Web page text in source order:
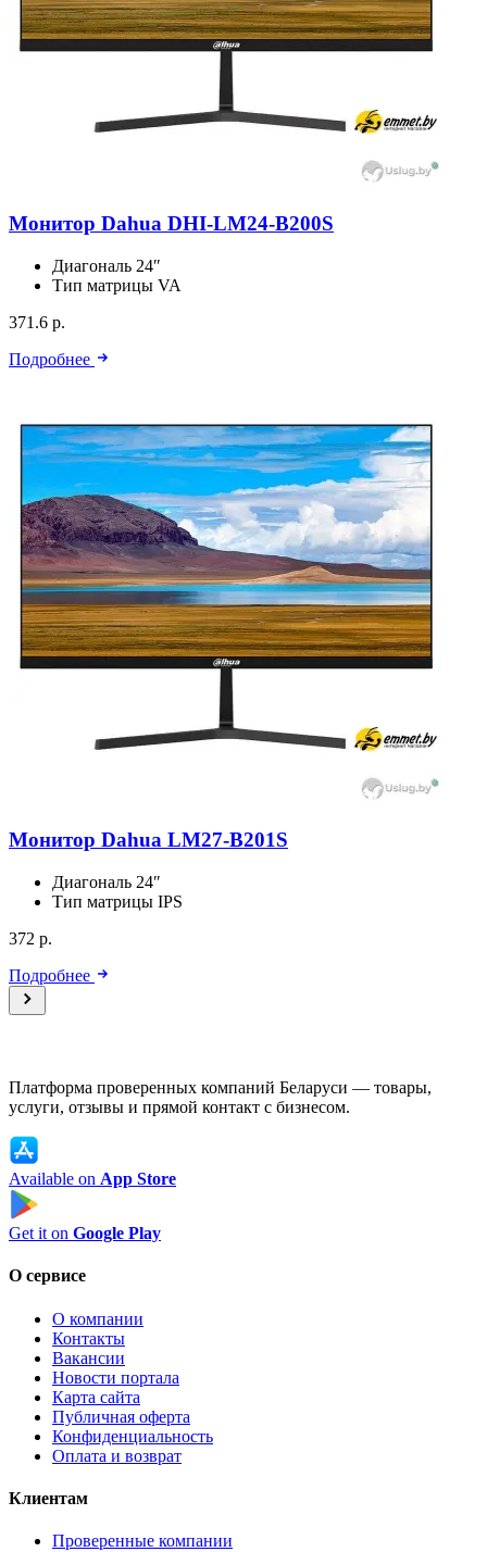
Монитор Dahua DHI-LM24-B200S
Диагональ 24″
Тип матрицы VA
371.6 р.
Подробнее
Монитор Dahua LM27-B201S
Диагональ 24″
Тип матрицы IPS
372 р.
Подробнее
Платформа проверенных компаний Беларуси — товары,
услуги, отзывы и прямой контакт с бизнесом.
Available on App Store
Get it on Google Play
О сервисе
О компании
Контакты
Вакансии
Новости портала
Карта сайта
Публичная оферта
Конфиденциальность
Оплата и возврат
Клиентам
Проверенные компании